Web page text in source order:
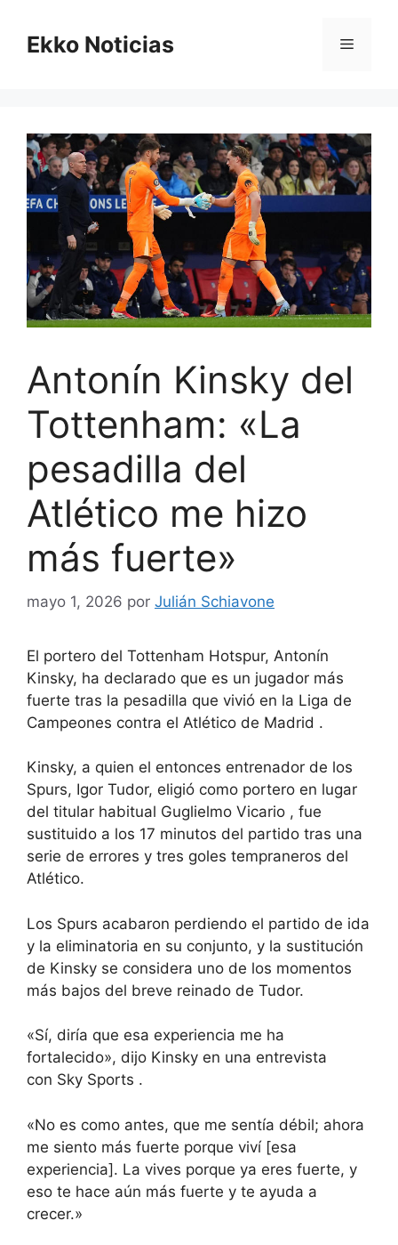
contenido
Ekko Noticias Menú
Antonín Kinsky del
Tottenham: «La
pesadilla del
Atlético me hizo
más fuerte»
mayo 1, 2026 por Julián Schiavone
El portero del Tottenham Hotspur, Antonín
Kinsky, ha declarado que es un jugador más
fuerte tras la pesadilla que vivió en la Liga de
Campeones contra el Atlético de Madrid .
Kinsky, a quien el entonces entrenador de los
Spurs, Igor Tudor, eligió como portero en lugar
del titular habitual Guglielmo Vicario , fue
sustituido a los 17 minutos del partido tras una
serie de errores y tres goles tempraneros del
Atlético.
Los Spurs acabaron perdiendo el partido de ida
y la eliminatoria en su conjunto, y la sustitución
de Kinsky se considera uno de los momentos
más bajos del breve reinado de Tudor.
«Sí, diría que esa experiencia me ha
fortalecido», dijo Kinsky en una entrevista
con Sky Sports .
«No es como antes, que me sentía débil; ahora
me siento más fuerte porque viví [esa
experiencia]. La vives porque ya eres fuerte, y
eso te hace aún más fuerte y te ayuda a
crecer.»